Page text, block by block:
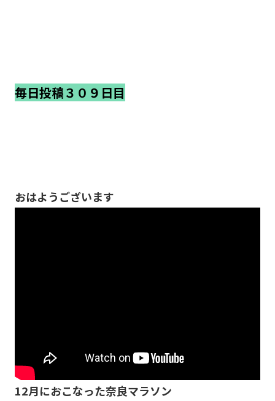
毎日投稿３０９日目
おはようございます
12月におこなった奈良マラソン